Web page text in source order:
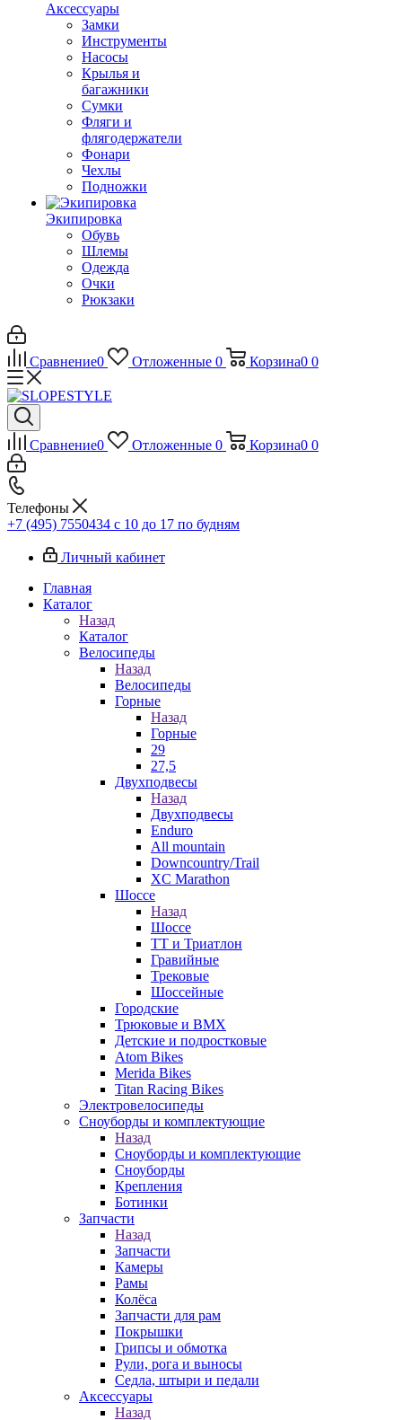
Аксессуары
Замки
Инструменты
Насосы
Крылья и
багажники
Сумки
Фляги и
флягодержатели
Фонари
Чехлы
Подножки
Экипировка
Обувь
Шлемы
Одежда
Очки
Рюкзаки
Сравнение0 Отложенные 0 Корзина0 0
Сравнение0 Отложенные 0 Корзина0 0
Телефоны
+7 (495) 7550434 с 10 до 17 по будням
Личный кабинет
Главная
Каталог
Назад
Каталог
Велосипеды
Назад
Велосипеды
Горные
Назад
Горные
29
27,5
Двухподвесы
Назад
Двухподвесы
Enduro
All mountain
Downcountry/Trail
XC Marathon
Шоссе
Назад
Шоссе
ТТ и Триатлон
Гравийные
Трековые
Шоссейные
Городские
Трюковые и BMX
Детские и подростковые
Atom Bikes
Merida Bikes
Titan Racing Bikes
Электровелосипеды
Cноуборды и комплектующие
Назад
Cноуборды и комплектующие
Сноуборды
Крепления
Ботинки
Запчасти
Назад
Запчасти
Камеры
Рамы
Колёса
Запчасти для рам
Покрышки
Грипсы и обмотка
Рули, рога и выносы
Седла, штыри и педали
Аксессуары
Назад